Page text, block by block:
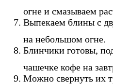
огне и смазываем
Выпекаем блины с
на небольшом огне.
Блинчики готовы,
чашечке кофе на
Можно свернуть их